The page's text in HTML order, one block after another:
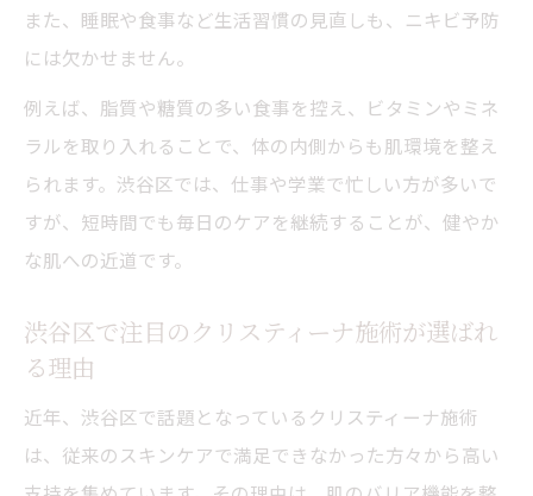
ーチ
口コミや評判から見るクリスティーナの実
力
ニキビ対策なら渋谷区で実践される先進ケアを
チェック
渋谷区で選ばれるニキビ先進治療の特徴と
効果
ニキビ注射など多彩な治療法の選び方を知
忙しい人も通いやすい渋谷区ケアの魅力と
は
また、睡眠や食事など生活習慣の見直しも、ニキビ予防
には欠かせません。
例えば、脂質や糖質の多い食事を控え、ビタミンやミネ
ラルを取り入れることで、体の内側からも肌環境を整え
られます。渋谷区では、仕事や学業で忙しい方が多いで
すが、短時間でも毎日のケアを継続することが、健やか
な肌への近道です。
渋谷区で注目のクリスティーナ施術が選ばれ
る理由
近年、渋谷区で話題となっているクリスティーナ施術
は、従来のスキンケアで満足できなかった方々から高い